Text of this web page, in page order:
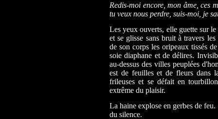
Redis-moi encore, mon âme, ces
tu veux nous perdre, suis-moi, je
Les yeux ouverts, elle guette sur
et se glisse sans bruit à travers
de son corps les oripeaux tissés
soie diaphane et de délires.
au-dessus des villes peuplées
est de feuilles et de fleurs dans
frileuses et se défait en
extrême du plaisir.
La haine explose en gerbes de
du silence.